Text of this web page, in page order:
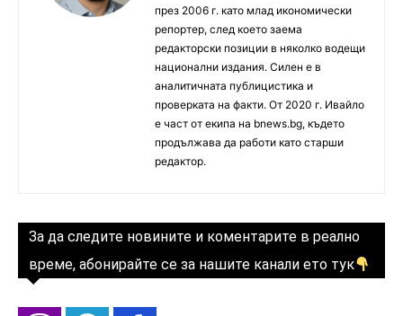
през 2006 г. като млад икономически
репортер, след което заема
редакторски позиции в няколко водещи
национални издания. Силен е в
аналитичната публицистика и
проверката на факти. От 2020 г. Ивайло
е част от екипа на bnews.bg, където
продължава да работи като старши
редактор.
За да следите новините и коментарите в реално
време, абонирайте се за нашите канали ето тук